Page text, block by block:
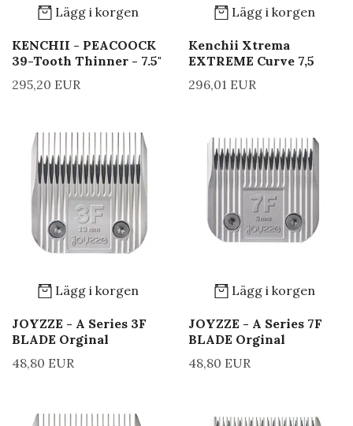
Lägg i korgen
KENCHII - PEACOOCK
39-Tooth Thinner - 7.5"
295,20 EUR
Lägg i korgen
Kenchii Xtrema
EXTREME Curve 7,5
296,01 EUR
Lägg i korgen
JOYZZE - A Series 3F
BLADE Orginal
48,80 EUR
Lägg i korgen
JOYZZE - A Series 7F
BLADE Orginal
48,80 EUR